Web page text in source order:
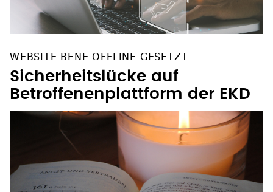
WEBSITE BENE OFFLINE GESETZT
Sicherheitslücke auf
Betroffenenplattform der EKD